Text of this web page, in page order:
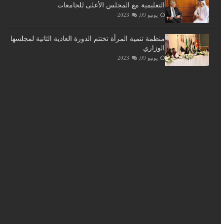
التعليمية مع المجلس الأعلى للجامعات
يونيو 09, 2023
منظمة تنمية المرأة تختتم الدورة العادية الثانية لمجلسها
الوزاري
يونيو 09, 2023